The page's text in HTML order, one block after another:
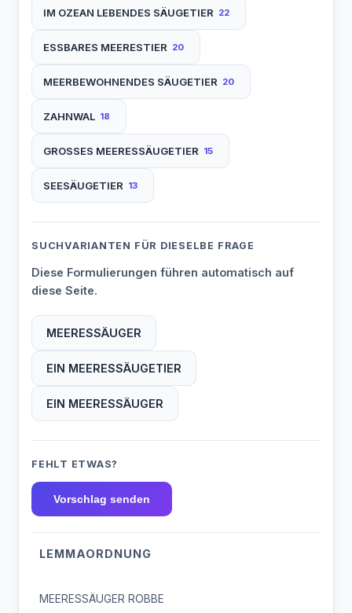
IM OZEAN LEBENDES SÄUGETIER 22
ESSBARES MEERESTIER 20
MEERBEWOHNENDES SÄUGETIER 20
ZAHNWAL 18
GROSSES MEERESSÄUGETIER 15
SEESÄUGETIER 13
SUCHVARIANTEN FÜR DIESELBE FRAGE
Diese Formulierungen führen automatisch auf
diese Seite.
MEERESSÄUGER
EIN MEERESSÄUGETIER
EIN MEERESSÄUGER
FEHLT ETWAS?
Vorschlag senden
LEMMAORDNUNG
MEERESSÄUGER ROBBE